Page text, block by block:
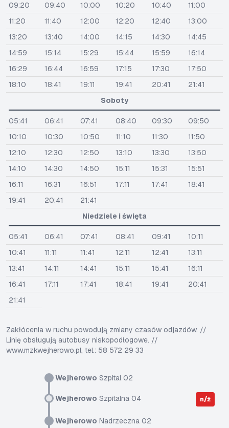
Wejherowo Szpital 02
Wejherowo Szpitalna 04 n/ż
Wejherowo Nadrzeczna 02
09:20
09:40 10:00 10:20 10:40
11:00
11:20
11:40 12:00 12:20 12:40
13:00
13:20
13:40 14:00 14:15 14:30
14:45
14:59
15:14 15:29 15:44 15:59
16:14
16:29
16:44 16:59 17:15 17:30
17:50
18:10
18:41 19:11 19:41 20:41
21:41
Soboty
05:41 06:41 07:41 08:40 09:30
09:50
10:10
10:30 10:50 11:10 11:30
11:50
12:10
12:30 12:50 13:10 13:30
13:50
14:10
14:30 14:50 15:11 15:31
15:51
16:11
16:31 16:51 17:11 17:41
18:41
19:41
20:41
21:41
Niedziele i święta
05:41 06:41 07:41 08:41 09:41
10:11
10:41
11:11 11:41 12:11 12:41
13:11
13:41
14:11 14:41 15:11 15:41
16:11
16:41
17:11 17:41 18:41 19:41
20:41
21:41
Zakłócenia w ruchu powodują zmiany czasów odjazdów. //
Linię obsługują autobusy niskopodłogowe. //
www.mzkwejherowo.pl, tel.: 58 572 29 33